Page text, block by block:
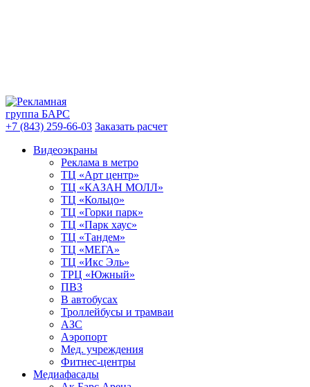
+7 (843) 259-66-03 Заказать расчет
Видеоэкраны
Реклама в метро
ТЦ «Арт центр»
ТЦ «КАЗАН МОЛЛ»
ТЦ «Кольцо»
ТЦ «Горки парк»
ТЦ «Парк хаус»
ТЦ «Тандем»
ТЦ «МЕГА»
ТЦ «Икс Эль»
ТРЦ «Южный»
ПВЗ
В автобусах
Троллейбусы и трамваи
АЗС
Аэропорт
Мед. учреждения
Фитнес-центры
Медиафасады